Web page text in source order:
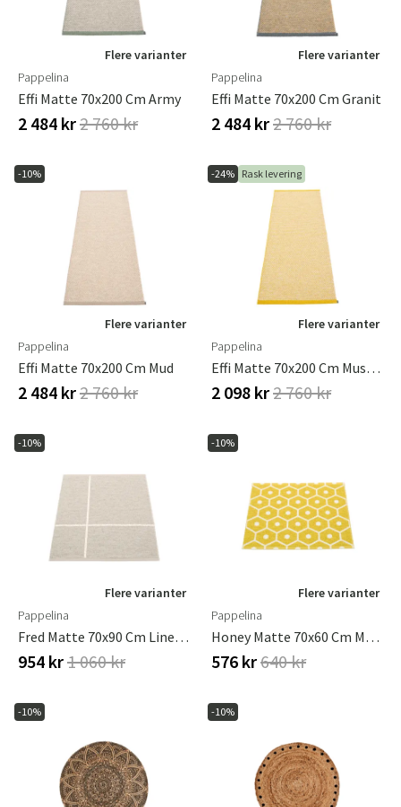
Flere varianter
Pappelina
Effi Matte 70x200 Cm Army
2 484 kr2 760 kr
Flere varianter
Pappelina
Effi Matte 70x200 Cm Granit
2 484 kr2 760 kr
-10%
Flere varianter
Pappelina
Effi Matte 70x200 Cm Mud
2 484 kr2 760 kr
-24% Rask levering
Flere varianter
Pappelina
Effi Matte 70x200 Cm Mustard
2 098 kr2 760 kr
-10%
Flere varianter
Pappelina
Fred Matte 70x90 Cm Linen / Vanilla
954 kr1 060 kr
-10%
Flere varianter
Pappelina
Honey Matte 70x60 Cm Mustard / Vanilla
576 kr640 kr
-10% -10%